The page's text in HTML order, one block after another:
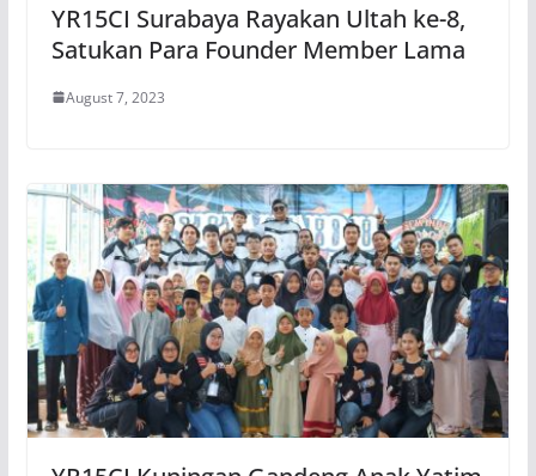
YR15CI Surabaya Rayakan Ultah ke-8,
Satukan Para Founder Member Lama
August 7, 2023